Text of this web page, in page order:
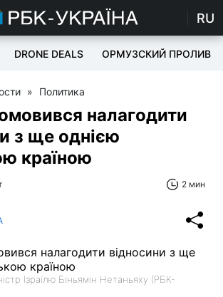
RU
DRONE DEALS ОРМУЗСКИЙ ПРОЛИВ
» Политика
налагодити
з ще однією
країною
2 мин
Ізраїлю Біньямін Нетаньяху (РБК-